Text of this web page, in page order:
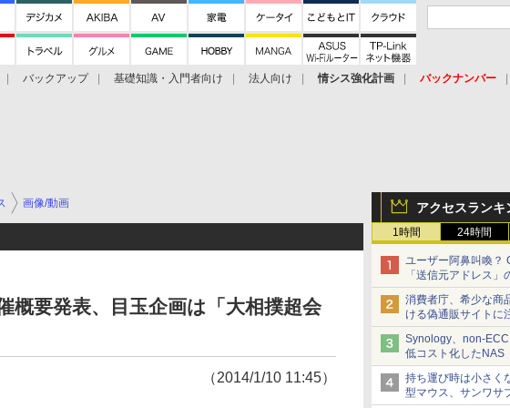
バックアップ 基礎知識・入門者向け 法人向け 情シス強化計画 バックナンバー
アクセスランキ
1時間 24時間
ユーザー阿鼻叫喚？
「送信元アドレス
【やじうまWatch】
消費者庁、希少な商
ける偽通販サイトに
イン名を公表
Synology、non-
低コスト化したNAS
ーズ 予算を抑えて
アップグレードも可
持ち運び時は小さく
型マウス、サンワサ
画像/動画
概要発表、目玉企画は「大相撲超会
（2014/1/10 11:45）